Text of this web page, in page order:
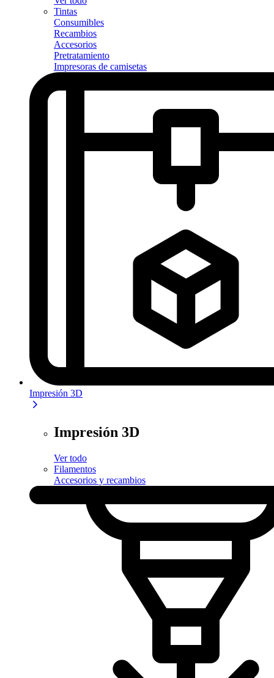
Tintas
Consumibles
Recambios
Accesorios
Pretratamiento
Impresoras de camisetas
Impresión 3D
Impresión 3D
Ver todo
Filamentos
Accesorios y recambios